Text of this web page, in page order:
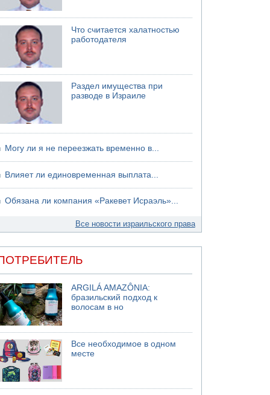
04.08.2026 12:29
обварился супом в Бней-Браке
Что считается халатностью
работодателя
Раздел имущества при
разводе в Израиле
Могу ли я не переезжать временно в...
Влияет ли единовременная выплата...
Обязана ли компания «Ракевет Исраэль»...
Все новости израильского права
ARGILÁ AMAZÔNIA:
бразильский подход к
волосам в но
Все необходимое в одном
месте